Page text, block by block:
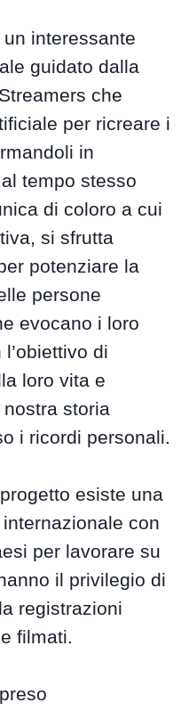
un interessante
guidato dalla
che
per ricreare i
in
tempo stesso
di coloro a cui
si sfrutta
potenziare la
persone
evocano i loro
di
loro vita e
storia
i ricordi personali.
esiste una
con
per lavorare su
il privilegio di
registrazioni
filmati.